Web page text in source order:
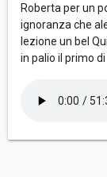
Roberta per un
ignoranza che
lezione un bel
in palio il primo